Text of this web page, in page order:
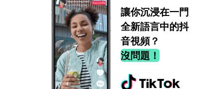
讓你沉浸在一門
全新語言中的抖
音視頻？
沒問題！